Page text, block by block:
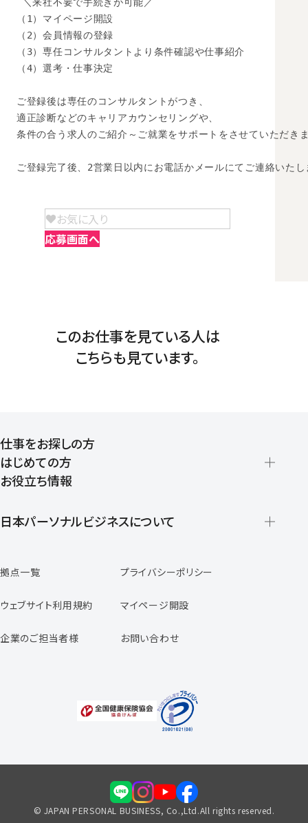
（1）マイページ開設
（2）会員情報の登録
（3）専任コンサルタントより条件確認や仕事紹介
（4）選考・仕事決定
ご登録後は専任のコンサルタントがつき、
適正診断などのキャリアカウンセリングや、
条件の合う求人のご紹介～ご就業をサポートをさせていただき
ご登録完了後、2営業日以内にお電話かメールにてご連絡いたし
お気に入り
応募画面へ
このお仕事を見ている人は
こちらも見ています。
仕事をお探しの方
はじめての方
登録から就業開始までの流れ
お役立ち情報
日本パーソナルビジネスについて
スタッフの声
専任コンサルタントの声
福利厚生のご案内
拠点一覧 プライバシーポリシー
ウェブサイト利用規約 マイページ開設
企業のご担当者様 お問い合わせ
© JAPAN PERSONAL BUSINESS, Co.,Ltd.All rights reserved.